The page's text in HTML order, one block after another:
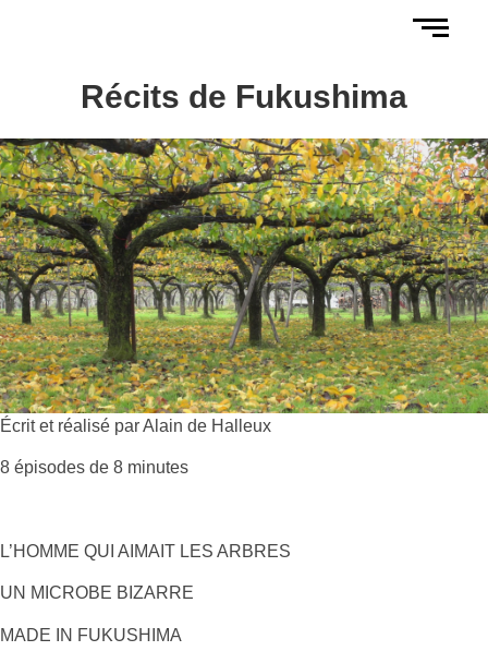
Récits de Fukushima
Écrit et réalisé par Alain de Halleux
8 épisodes de 8 minutes
L’HOMME QUI AIMAIT LES ARBRES
UN MICROBE BIZARRE
MADE IN FUKUSHIMA